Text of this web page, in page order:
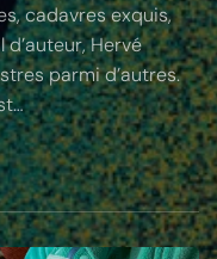
cadavres exquis,
Hervé
parmi d’autres.